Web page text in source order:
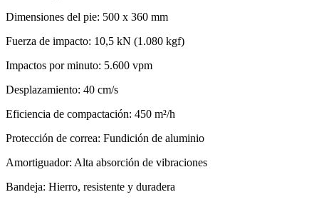
Dimensiones del pie: 500 x 360 mm
Fuerza de impacto: 10,5 kN (1.080 kgf)
Impactos por minuto: 5.600 vpm
Desplazamiento: 40 cm/s
Eficiencia de compactación: 450 m²/h
Protección de correa: Fundición de aluminio
Amortiguador: Alta absorción de vibraciones
Bandeja: Hierro, resistente y duradera